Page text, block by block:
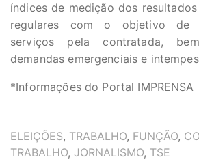
índices de medição dos
regulares com o objetivo de
serviços pela contratada,
demandas emergenciais e
*Informações do Portal IMPRENSA
TAGS
ELEIÇÕES, TRABALHO, FUNÇÃO,
TRABALHO, JORNALISMO, TSE